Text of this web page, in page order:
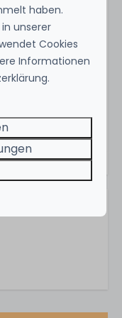
haben.
unserer
Cookies
Informationen